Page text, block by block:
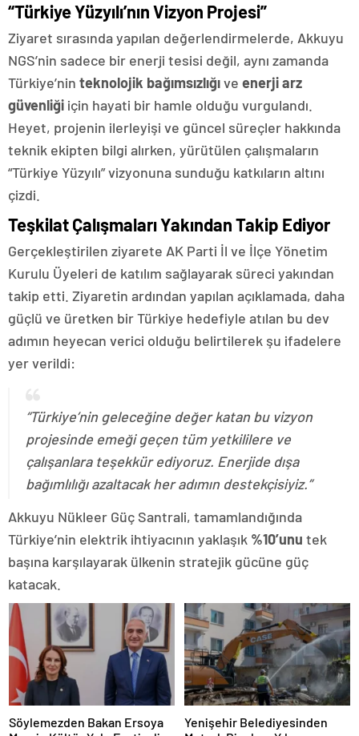
“Türkiye Yüzyılı’nın Vizyon Projesi”
Ziyaret sırasında yapılan değerlendirmelerde, Akkuyu
NGS’nin sadece bir enerji tesisi değil, aynı zamanda
Türkiye’nin teknolojik bağımsızlığıve enerji arz
güvenliği için hayati bir hamle olduğu vurgulandı.
Heyet, projenin ilerleyişi ve güncel süreçler hakkında
teknik ekipten bilgi alırken, yürütülen çalışmaların
“Türkiye Yüzyılı” vizyonuna sunduğu katkıların altını
çizdi.
Teşkilat Çalışmaları Yakından Takip Ediyor
Gerçekleştirilen ziyarete AK Parti İl ve İlçe Yönetim
Kurulu Üyeleri de katılım sağlayarak süreci yakından
takip etti. Ziyaretin ardından yapılan açıklamada, daha
güçlü ve üretken bir Türkiye hedefiyle atılan bu dev
adımın heyecan verici olduğu belirtilerek şu ifadelere
yer verildi:
“Türkiye’nin geleceğine değer katan bu vizyon
projesinde emeği geçen tüm yetkililere ve
çalışanlara teşekkür ediyoruz. Enerjide dışa
bağımlılığı azaltacak her adımın destekçisiyiz.”
Akkuyu Nükleer Güç Santrali, tamamlandığında
Türkiye’nin elektrik ihtiyacının yaklaşık %10’unu tek
başına karşılayarak ülkenin stratejik gücüne güç
katacak.
Söylemezden Bakan Ersoya
Yenişehir Belediyesinden